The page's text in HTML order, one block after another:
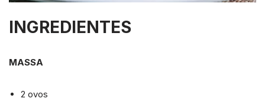
INGREDIENTES
MASSA
2 ovos